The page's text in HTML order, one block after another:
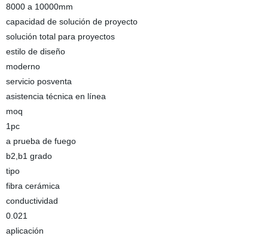
8000 a 10000mm
capacidad de solución de proyecto
solución total para proyectos
estilo de diseño
moderno
servicio posventa
asistencia técnica en línea
moq
1pc
a prueba de fuego
b2,b1 grado
tipo
fibra cerámica
conductividad
0.021
aplicación